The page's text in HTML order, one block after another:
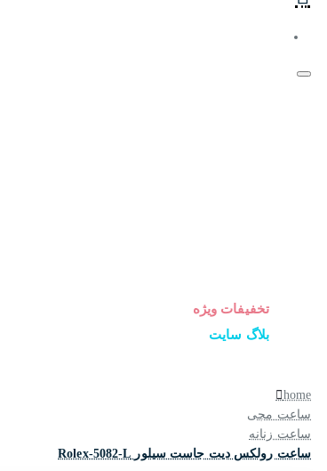
تخفیفات ویژه
بلاگ سایت
home
ساعت مچی
ساعت زنانه
ساعت رولکس دیت جاست سیلور Rolex-5082-L